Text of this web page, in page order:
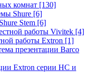
комнат [130]
Shure [6]
Stem [6]
работы Vivitek [4]
работы Extron [1]
презентации Barco
Extron серии HC и